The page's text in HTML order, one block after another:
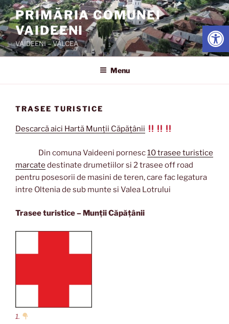
Skip
to
content
PRIMĂRIA COMUNEI
VAIDEENI
VAIDEENI – VÂLCEA
Menu
TRASEE TURISTICE
Descarcă aici Hartă Munții Căpățânii
Din comuna Vaideeni pornesc10 trasee turistice
marcate destinate drumetiilor si 2 trasee off road
pentru posesorii de masini de teren, care fac legatura
intre Oltenia de sub munte si Valea Lotrului
Trasee turistice – Munții Căpățânii
1.